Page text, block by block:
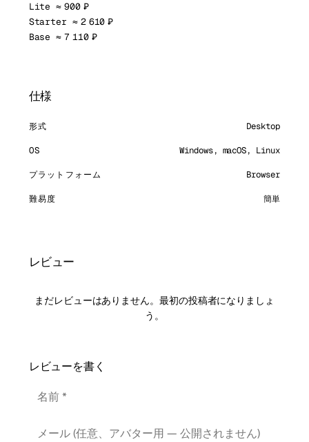
Lite ≈ 900 ₽
Starter ≈ 2 610 ₽
Base ≈ 7 110 ₽
仕様
形式 Desktop
OS Windows, macOS, Linux
プラットフォーム Browser
難易度 簡単
レビュー
まだレビューはありません。最初の投稿者になりましょ
う。
レビューを書く